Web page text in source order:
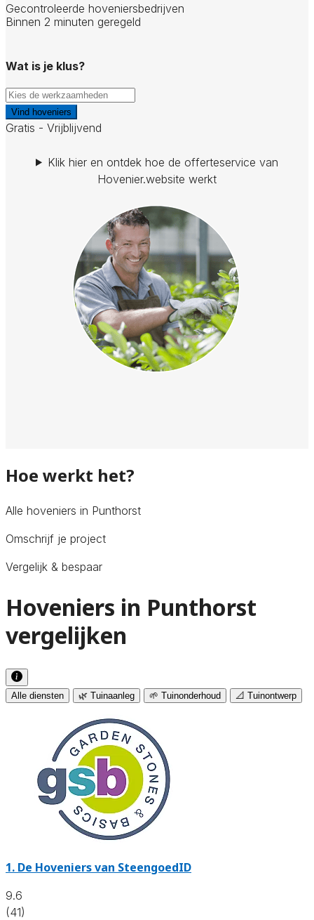
Gecontroleerde hoveniersbedrijven
Binnen 2 minuten geregeld
Wat is je klus?
Vind hoveniers
Gratis - Vrijblijvend
Klik hier en ontdek hoe de offerteservice van
Hovenier.website werkt
Hoe werkt het?
Alle hoveniers in Punthorst
Omschrijf je project
Vergelijk & bespaar
Hoveniers in Punthorst
vergelijken
Alle diensten 🌿 Tuinaanleg 🌱 Tuinonderhoud 📐 Tuinontwerp
1. De Hoveniers van SteengoedID
9.6
(41)